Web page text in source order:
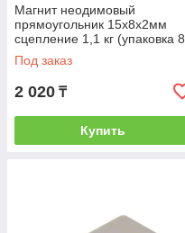
Магнит неодимовый
прямоугольник 15х8х2мм
сцепление 1,1 кг (упаковка 8
шт) Rexant (REXANT) (72-
3403)
Под заказ
2 020 ₸
Купить